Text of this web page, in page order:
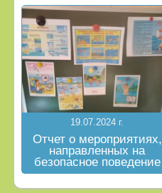
19.07.2024 г.
Отчет о мероприятиях,
направленных на
безопасное поведение
на водных объектах в
летний период